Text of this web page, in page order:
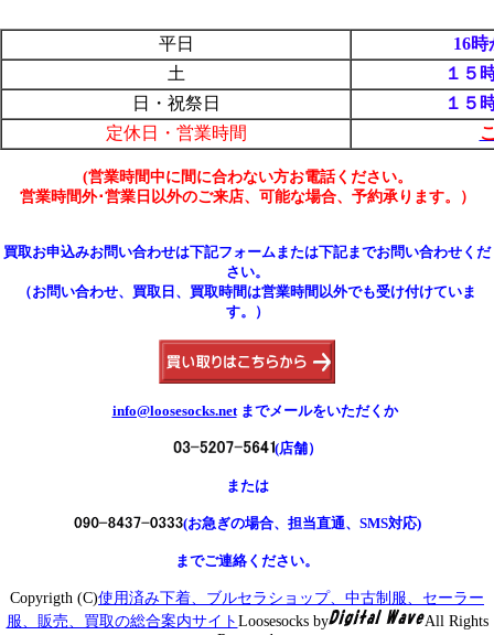
平日
16時
土
１５
日・祝祭日
１５
定休日・営業時間
(営業時間中に間に合わない方お電話ください。
営業時間外･営業日以外のご来店、可能な場合、予約承ります。）
買取お申込みお問い合わせは下記フォームまたは下記までお問い合わせくだ
さい。
（お問い合わせ、買取日、買取時間は営業時間以外でも受け付けていま
す。）
info@loosesocks.net までメールをいただくか
(店舗）
または
(お急ぎの場合、担当直通、SMS対応)
までご連絡ください。
Copyrigth (C)使用済み下着、ブルセラショップ、中古制服、セーラー
服、販売、買取の総合案内サイト Loosesocks by
All Rights